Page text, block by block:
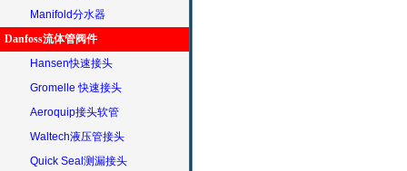
Manifold分水器
Danfoss流体管阀件
Hansen快速接头
Gromelle 快速接头
Aeroquip接头软管
Waltech液压管接头
Quick Seal测漏接头